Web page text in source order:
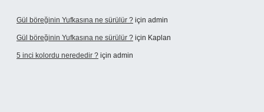
Gül böreğinin Yufkasına ne sürülür ? için admin
Gül böreğinin Yufkasına ne sürülür ? için Kaplan
5 inci kolordu nerededir ? için admin